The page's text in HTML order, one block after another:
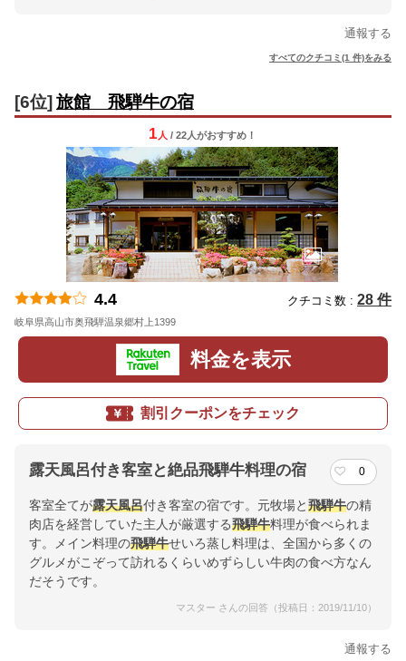
通報する
すべてのクチコミ(1 件)をみる
[6位] 旅館 飛騨牛の宿
1 人 / 22人がおすすめ！
4.4 クチコミ数 : 28 件
岐阜県高山市奥飛騨温泉郷村上1399
料金を表示
割引クーポンをチェック
露天風呂付き客室と絶品飛騨牛料理の宿 0
客室全てが露天風呂付き客室の宿です。元牧場と飛騨牛の精
肉店を経営していた主人が厳選する飛騨牛料理が食べられま
す。メイン料理の飛騨牛せいろ蒸し料理は、全国から多くの
グルメがこぞって訪れるくらいめずらしい牛肉の食べ方なん
だそうです。
マスター さんの回答（投稿日：2019/11/10）
通報する